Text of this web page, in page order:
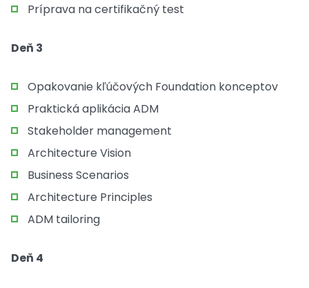
Príprava na certifikačný test
Deň 3
Opakovanie kľúčových Foundation konceptov
Praktická aplikácia ADM
Stakeholder management
Architecture Vision
Business Scenarios
Architecture Principles
ADM tailoring
Deň 4